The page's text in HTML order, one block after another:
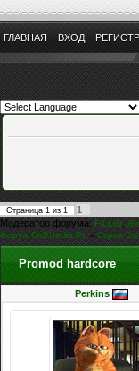
ГЛАВНАЯ ВХОД
Страница 1 из 1
1
Модератор форума: FiLLiN,
Форум CoDHacks.Ru » Серия
Promod hardcore
Perkins